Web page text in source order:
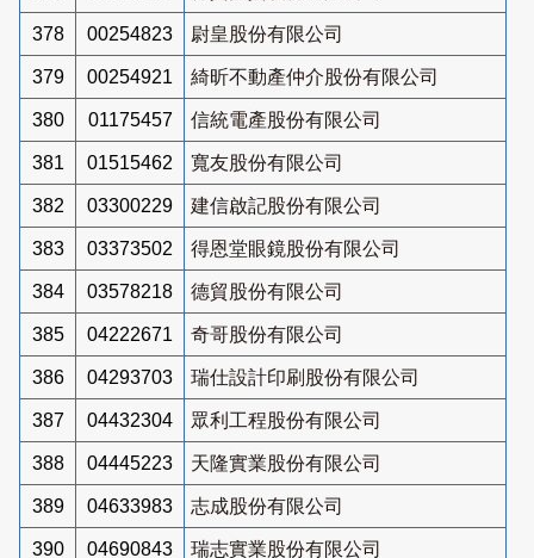
378 00254823 尉皇股份有限公司
379 00254921 綺昕不動產仲介股份有限公司
380 01175457 信統電產股份有限公司
381 01515462 寬友股份有限公司
382 03300229 建信啟記股份有限公司
383 03373502 得恩堂眼鏡股份有限公司
384 03578218 德貿股份有限公司
385 04222671 奇哥股份有限公司
386 04293703 瑞仕設計印刷股份有限公司
387 04432304 眾利工程股份有限公司
388 04445223 天隆實業股份有限公司
389 04633983 志成股份有限公司
390 04690843 瑞志實業股份有限公司